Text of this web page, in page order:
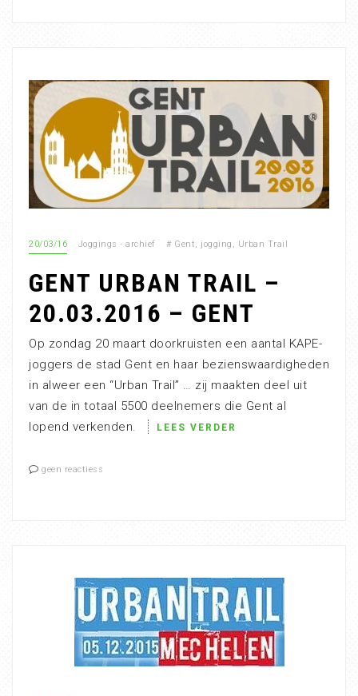
20/03/16 Joggings - archief # Gent, jogging , Urban Trail
GENT URBAN TRAIL –
20.03.2016 – GENT
Op zondag 20 maart doorkruisten een aantal KAPE-
joggers de stad Gent en haar bezienswaardigheden
in alweer een “Urban Trail” … zij maakten deel uit
van de in totaal 5500 deelnemers die Gent al
lopend verkenden.
LEES VERDER
geen reactiess